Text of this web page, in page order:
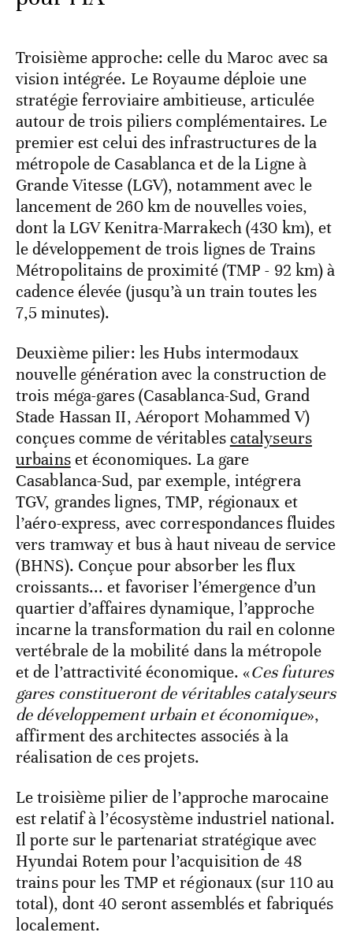
Troisième approche: celle du Maroc avec sa
vision intégrée. Le Royaume déploie une
stratégie ferroviaire ambitieuse, articulée
autour de trois piliers complémentaires. Le
premier est celui des infrastructures de la
métropole de Casablanca et de la Ligne à
Grande Vitesse (LGV), notamment avec le
lancement de 260 km de nouvelles voies,
dont la LGV Kenitra-Marrakech (430 km), et
le développement de trois lignes de Trains
Métropolitains de proximité (TMP - 92 km) à
cadence élevée (jusqu’à un train toutes les
7,5 minutes).
Deuxième pilier: les Hubs intermodaux
nouvelle génération avec la construction de
trois méga-gares (Casablanca-Sud, Grand
Stade Hassan II, Aéroport Mohammed V)
conçues comme de véritablescatalyseurs
urbainset économiques. La gare
Casablanca-Sud, par exemple, intégrera
TGV, grandes lignes, TMP, régionaux et
l’aéro-express, avec correspondances fluides
vers tramway et bus à haut niveau de service
(BHNS). Conçue pour absorber les flux
croissants... et favoriser l’émergence d’un
quartier d’affaires dynamique, l’approche
incarne la transformation du rail en colonne
vertébrale de la mobilité dans la métropole
et de l’attractivité économique. «Ces futures
gares constitueront de véritables catalyseurs
de développement urbain et économique»,
affirment des architectes associés à la
réalisation de ces projets.
Le troisième pilier de l’approche marocaine
est relatif à l’écosystème industriel national.
Il porte sur le partenariat stratégique avec
Hyundai Rotem pour l’acquisition de 48
trains pour les TMP et régionaux (sur 110 au
total), dont 40 seront assemblés et fabriqués
localement.